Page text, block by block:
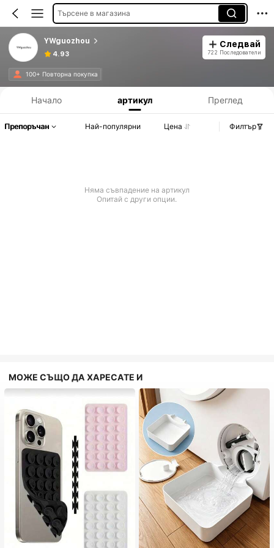
Търсене в магазина
YWguozhou
4.93
Следвай
722 Последователи
100+ Повторна покупка
Начало артикул Преглед
Препоръчан Най-популярни Цена Филтър
Няма съвпадение на артикул
Опитай с други опции.
МОЖЕ СЪЩО ДА ХАРЕСАТЕ И